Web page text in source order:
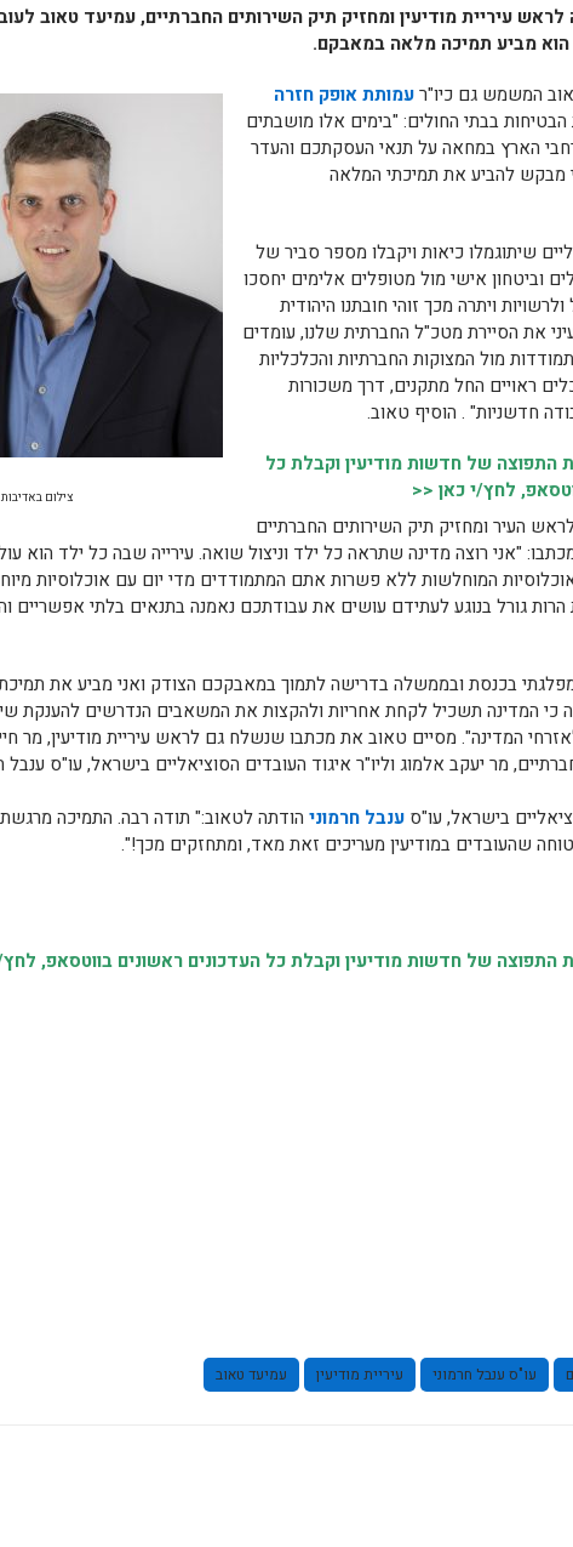
עיריית מודיעין ומחזיק תיק השירותים החברתיים, עמיעד טאוב
הוא מביע תמיכה מלאה במאבקם.
צילום
המשמש גם כיו"רעמותת אופק חזרה
בבתי החולים: "בימים אלו מושבתים
הארץ במחאה על תנאי העסקתכם והעדר
מבקש להביע את תמיכתי המלאה
שיתוגמלו כיאות ויקבלו מספר סביר של
וביטחון אישי מול מטופלים אלימים יחסכו
ויתרה מכך זוהי חובתנו היהודית
את הסיירת מטכ"ל החברתית שלנו, עומדים
מול המצוקות החברתיות והכלכליות
ראויים החל מתקנים, דרך משכורות
חדשניות" . הוסיף טאוב.
התפוצה של חדשות מודיעין וקבלת כל
לחץ/י כאן <<
העיר ומחזיק תיק השירותים החברתיים
"אני רוצה מדינה שתראה כל ילד וניצול שואה. עירייה שבה כל ילד הוא
המוחלשות ללא פשרות אתם המתמודדים מדי יום עם אוכלוסיות
גורל בנוגע לעתידם עושים את עבודתכם נאמנה בתנאים בלתי אפשריים
מפלגתי בכנסת ובממשלה בדרישה לתמוך במאבקכם הצודק ואני מביע את
כי המדינה תשכיל לקחת אחריות ולהקצות את המשאבים הנדרשים להענקת
המדינה". מסיים טאוב את מכתבו שנשלח גם לראש עיריית מודיעין, מר
מר יעקב אלמוג וליו"ר איגוד העובדים הסוציאליים בישראל, עו"ס ענבל
בישראל, עו"סענבל חרמוני הודתה לטאוב:" תודה רבה. התמיכה מרגשת
שהעובדים במודיעין מעריכים זאת מאד, ומתחזקים מכך!".
של חדשות מודיעין וקבלת כל העדכונים ראשונים בווטסאפ,
עו"ס ענבל חרמוני עיריית מודיעין עמיעד טאוב